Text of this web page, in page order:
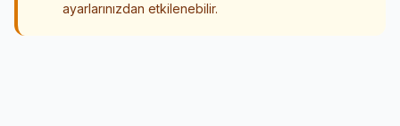
ayarlarınızdan etkilenebilir.